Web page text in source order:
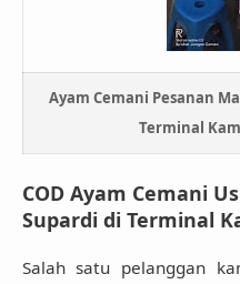
Ayam Cemani Pesanan
Terminal
COD Ayam Cemani
Supardi di Terminal
Salah satu pelanggan